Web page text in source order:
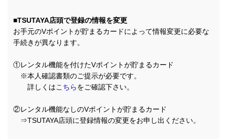
■TSUTAYA店頭で登録の情報を変更
お手元のVポイントが貯まるカードによって情報変更に必要な
手続きが異なります。
①レンタル機能を付けたVポイントが貯まるカード
※本人確認書類のご提示が必要です。
詳しくはこちらをご確認下さい。
②レンタル機能なしのVポイントが貯まるカード
⇒TSUTAYA店頭に登録情報の変更をお申し出ください。